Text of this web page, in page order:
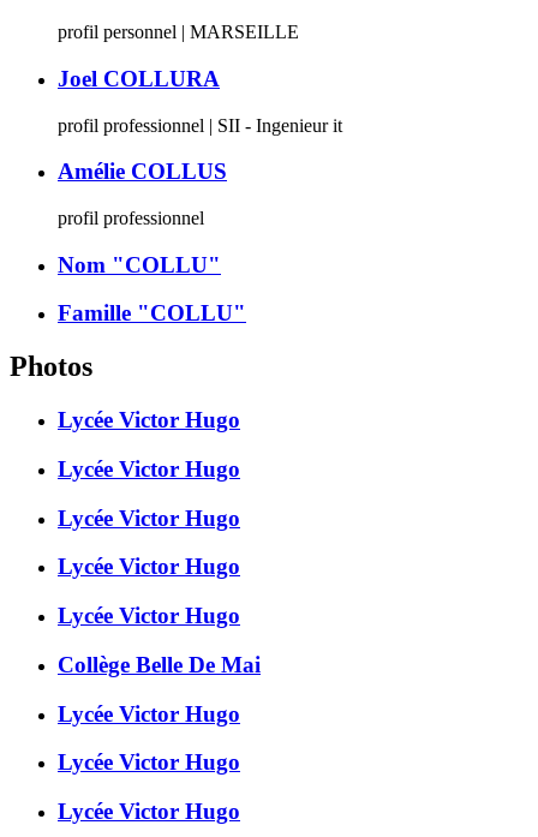
profil personnel | MARSEILLE
Joel COLLURA
profil professionnel | SII - Ingenieur it
Amélie COLLUS
profil professionnel
Nom "COLLU"
Famille "COLLU"
Photos
Lycée Victor Hugo
Lycée Victor Hugo
Lycée Victor Hugo
Lycée Victor Hugo
Lycée Victor Hugo
Collège Belle De Mai
Lycée Victor Hugo
Lycée Victor Hugo
Lycée Victor Hugo